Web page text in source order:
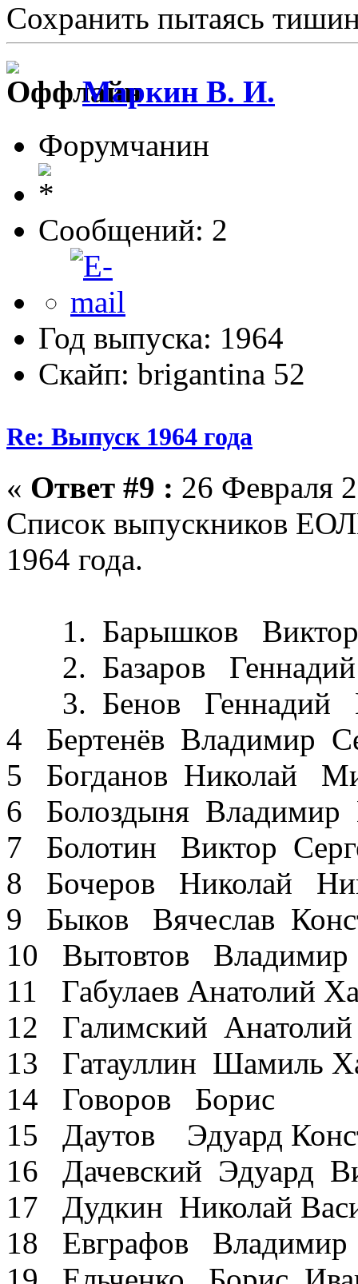
Сохранить пытаясь
Маркин В. И.
Форумчанин
Сообщений: 2
Год выпуска: 1964
Скайп: brigantina 52
Re: Выпуск 1964 года
« Ответ #9 : 26 Февраля
Список выпускников
1964 года.
1. Барышков Виктор
2. Базаров Геннадий
3. Бенов Геннадий
4 Бертенёв Владимир
5 Богданов Николай
6 Болоздыня Владимир
7 Болотин Виктор
8 Бочеров Николай
9 Быков Вячеслав
10 Вытовтов Владимир
11 Габулаев Анатолий
12 Галимский
13 Гатауллин Шамиль
14 Говоров Борис
15 Даутов Эдуард
16 Дачевский Эдуард
17 Дудкин Николай
18 Евграфов Владимир